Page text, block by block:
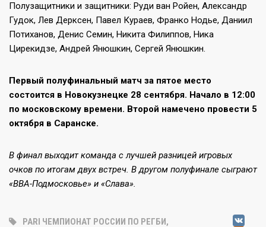
Полузащитники и защитники: Руди ван Ройен, Александр
Гудок, Лев Дерксен, Павел Кураев, Франко Нодье, Даниил
Потиханов, Денис Семин, Никита Филиппов, Ника
Цирекидзе, Андрей Янюшкин, Сергей Янюшкин.
Первый полуфинальный матч за пятое место
состоится в Новокузнецке 28 сентября. Начало в 12:00
по московскому времени. Второй намечено провести 5
октября в Саранске.
В финал выходит команда с лучшей разницей игровых
очков по итогам двух встреч. В другом полуфинале сыграют
«ВВА-Подмосковье» и «Слава».
PARI ЧЕМПИОНАТ РОССИИ ПО РЕГБИ,